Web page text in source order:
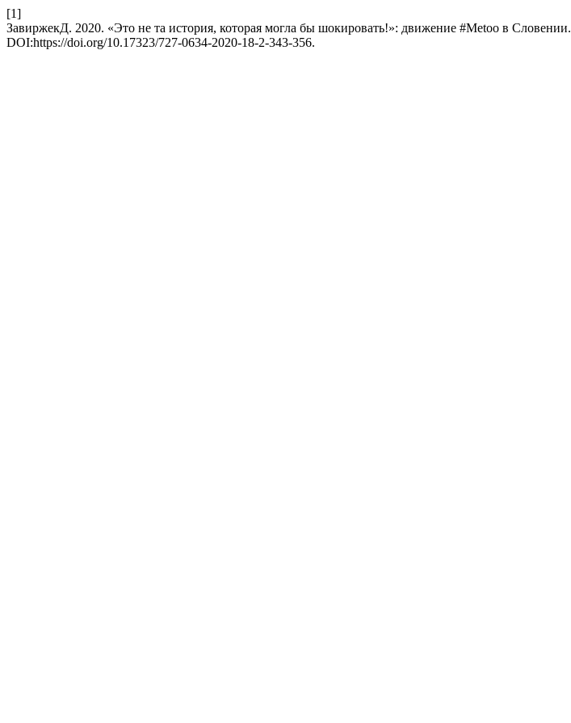
[1]
ЗавиржекД. 2020. «Это не та история, которая могла бы шокировать!»: движение #Metoo в Словении.
DOI:https://doi.org/10.17323/727-0634-2020-18-2-343-356.